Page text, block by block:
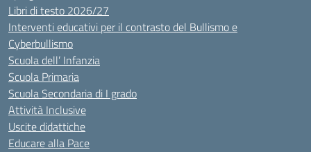
Libri di testo 2026/27
Interventi educativi per il contrasto del Bullismo e
Cyberbullismo
Scuola dell’ Infanzia
Scuola Primaria
Scuola Secondaria di I grado
Attività Inclusive
Uscite didattiche
Educare alla Pace